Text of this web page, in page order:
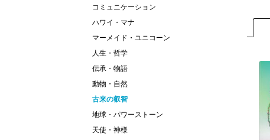
コミュニケーション
ハワイ・マナ
マーメイド・ユニコーン
人生・哲学
伝承・物語
動物・自然
古来の叡智
地球・パワーストーン
天使・神様